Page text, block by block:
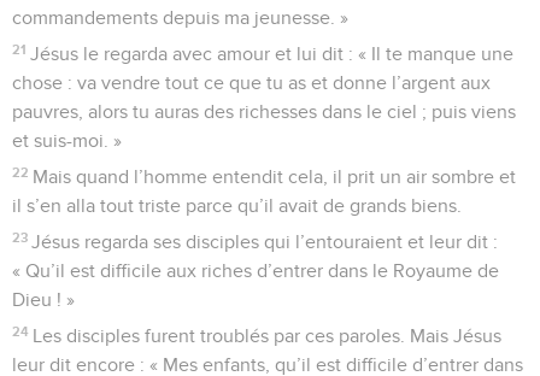
commandements depuis ma jeunesse. »
21 Jésus le regarda avec amour et lui dit : « Il te manque une
chose : va vendre tout ce que tu as et donne l’argent aux
pauvres, alors tu auras des richesses dans le ciel ; puis viens
et suis-moi. »
22 Mais quand l’homme entendit cela, il prit un air sombre et
il s’en alla tout triste parce qu’il avait de grands biens.
23 Jésus regarda ses disciples qui l’entouraient et leur dit :
« Qu’il est difficile aux riches d’entrer dans le Royaume de
Dieu ! »
24 Les disciples furent troublés par ces paroles. Mais Jésus
leur dit encore : « Mes enfants, qu’il est difficile d’entrer dans